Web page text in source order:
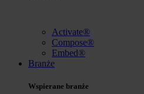
Activate®
Compose®
Embed®
Branże
Wspierane branże